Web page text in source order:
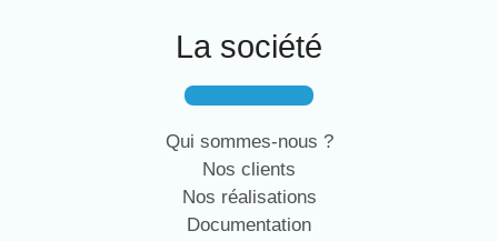
La société
Qui sommes-nous ?
Nos clients
Nos réalisations
Documentation